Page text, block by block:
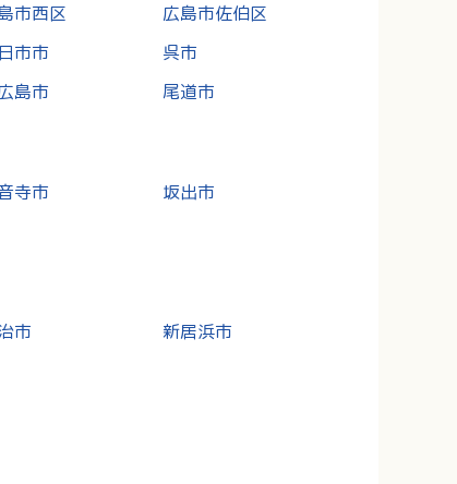
市西区
広島市佐伯区
市市
呉市
島市 尾道市
寺市
坂出市
市
新居浜市